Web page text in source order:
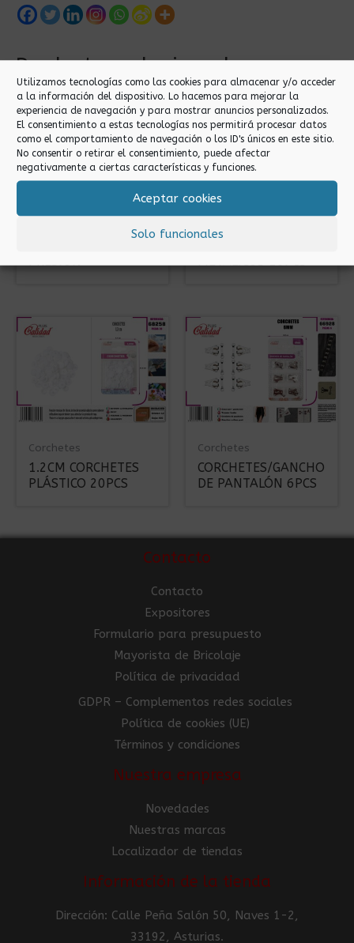
Utilizamos tecnologías como las cookies para almacenar y/o acceder
a la información del dispositivo. Lo hacemos para mejorar la
experiencia de navegación y para mostrar anuncios personalizados.
El consentimiento a estas tecnologías nos permitirá procesar datos
como el comportamiento de navegación o los ID's únicos en este sitio.
No consentir o retirar el consentimiento, puede afectar
negativamente a ciertas características y funciones.
Aceptar cookies
Solo funcionales
Productos relacionados
PRESIÓN
METÁLICOS 16PCS
Corchetes
1.2CM CORCHETES
PLÁSTICO 20PCS
Corchetes
CORCHETES/GANCHO
DE PANTALÓN 6PCS
Contacto
Contacto
Expositores
Formulario para presupuesto
Mayorista de Bricolaje
Política de privacidad
GDPR – Complementos redes sociales
Política de cookies (UE)
Términos y condiciones
Nuestra empresa
Novedades
Nuestras marcas
Localizador de tiendas
Información de la tienda
Dirección: Calle Peña Salón 50, Naves 1-2,
33192, Asturias.